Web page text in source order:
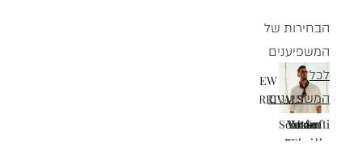
הבחירות של
המשפיענים
Maor
Buzaglo
Yotam
Gavriel
Sean Softi
Yarden
Shua
לכל
המשפיענים
NEW
ARRIVALS